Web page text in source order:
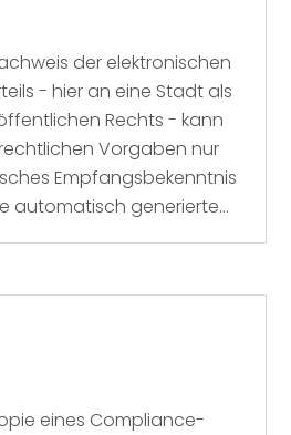
der elektronischen
- hier an eine Stadt als
Rechts - kann
Vorgaben nur
Empfangsbekenntnis
automatisch generierte...
eines Compliance-